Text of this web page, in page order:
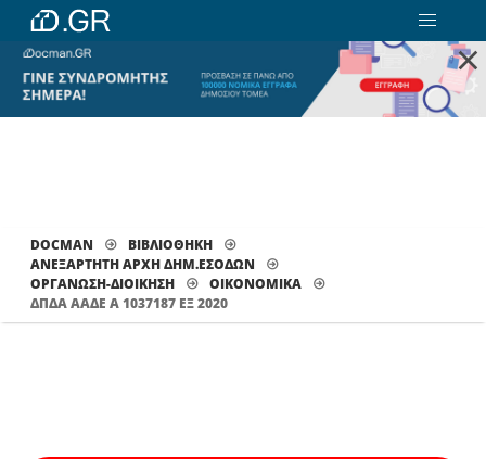
×
DOCMAN
ΒΙΒΛΙΟΘΗΚΗ
ΑΝΕΞΑΡΤΗΤΗ ΑΡΧΗ ΔΗΜ.ΕΣΟΔΩΝ
ΟΡΓΑΝΩΣΗ-ΔΙΟΙΚΗΣΗ
ΟΙΚΟΝΟΜΙΚΆ
ΔΠΔΑ ΑΑΔΕ Α 1037187 ΕΞ 2020